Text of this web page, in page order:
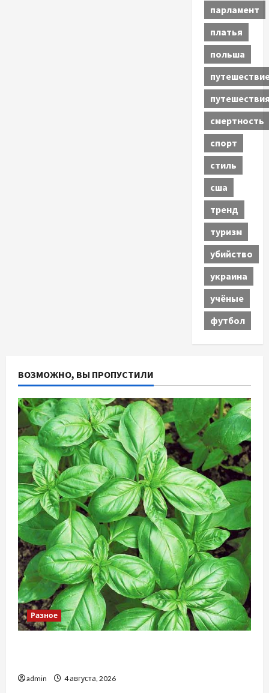
парламент
платья
польша
смертность
спорт
стиль
сша
тренд
туризм
убийство
украина
учёные
футбол
ВОЗМОЖНО, ВЫ ПРОПУСТИЛИ
Разное
admin 4 августа, 2026